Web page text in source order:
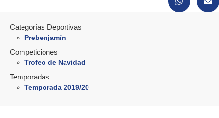
Categorías Deportivas
Prebenjamín
Competiciones
Trofeo de Navidad
Temporadas
Temporada 2019/20